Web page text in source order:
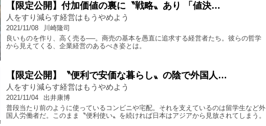
【限定公開】付加価値の裏に〝戦略〟あり 「値決…
人をすり減らす経営はもうやめよう
2021/11/08
川崎隆司
良いものを作り、高く売る──。商売の基本を愚直に追求する経営者たち。彼らの哲学
から見えてくる、企業経営のあるべき姿とは。
【限定公開】〝便利で安価な暮らし〟の陰で外国人…
人をすり減らす経営はもうやめよう
2021/11/04
出井康博
普段当たり前のように使っているコンビニや宅配。それを支えているのは留学生など外
国人労働者だ。このまま〝便利使い〟を続ければ日本はアジアから見放されてしまう。